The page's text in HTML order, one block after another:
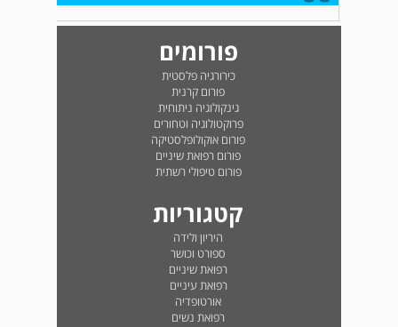
פורומים
כירורגיה פלסטית
פורום קרנית
גינקולוגיה ניתוחית
פרוקטולוגיה וטחורים
פורום אוקולופלסטיקה
פורום רפואת שיניים
פורום טיפולי רשתית
קטגוריות
היריון ולידה
ספורט וכושר
רפואת שיניים
רפואת עיניים
אורטופדיה
רפואת נשים